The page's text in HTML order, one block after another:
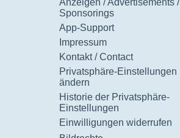
Sponsorings
App-Support
Impressum
Kontakt / Contact
Privatsphäre-Einstellungen
ändern
Historie der Privatsphäre-
Einstellungen
Einwilligungen widerrufen